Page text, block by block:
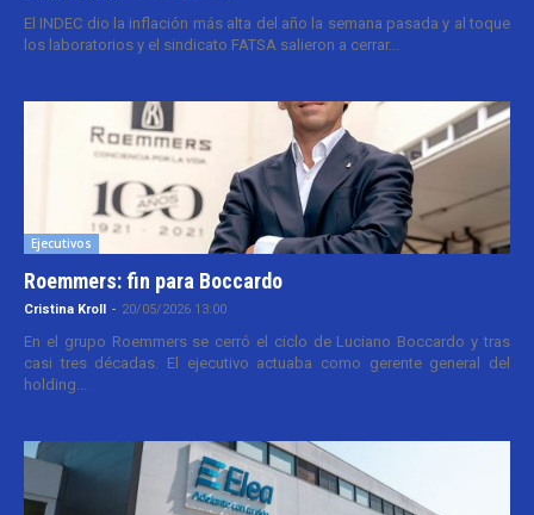
El INDEC dio la inflación más alta del año la semana pasada y al toque
los laboratorios y el sindicato FATSA salieron a cerrar...
Ejecutivos
Roemmers: fin para Boccardo
Cristina Kroll - 20/05/2026 13:00
En el grupo Roemmers se cerró el ciclo de Luciano Boccardo y tras
casi tres décadas. El ejecutivo actuaba como gerente general del
holding...